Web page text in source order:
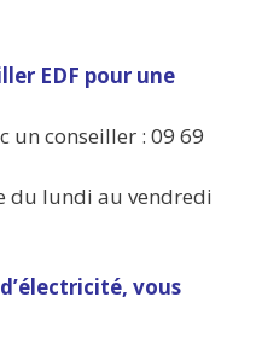
EDF pour une
un conseiller : 09 69
du lundi au vendredi
vous